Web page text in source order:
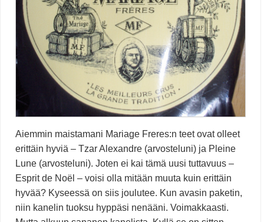
Aiemmin maistamani Mariage Freres:n teet ovat olleet
erittäin hyviä – Tzar Alexandre (arvosteluni) ja Pleine
Lune (arvosteluni). Joten ei kai tämä uusi tuttavuus –
Esprit de Noël – voisi olla mitään muuta kuin erittäin
hyvää? Kyseessä on siis joulutee. Kun avasin paketin,
niin kanelin tuoksu hyppäsi nenääni. Voimakkaasti.